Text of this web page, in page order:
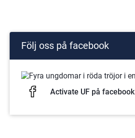
Följ oss på facebook
Activate UF på facebook